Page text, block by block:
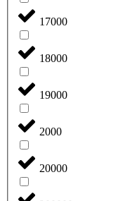
17000
18000
19000
2000
20000